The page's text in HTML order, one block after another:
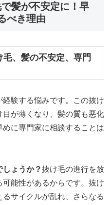
髪が不安定に！早
べき理由
、髪の不安定、専門
験する悩みです。この抜け
が薄くなり、髪の質も悪化
に専門家に相談することは
ょうか？抜け毛の進行を放
能性があるからです。抜け
サイクルが乱れ、さらなる